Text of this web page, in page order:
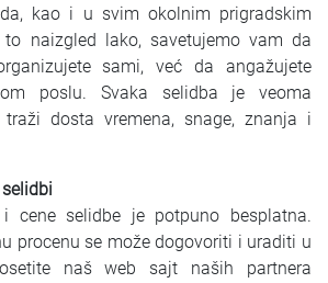
kao i u svim okolnim prigradskim
naizgled lako, savetujemo vam da
sami, već da angažujete
poslu. Svaka selidba je veoma
dosta vremena, snage, znanja i
i cene selidbe je potpuno besplatna.
procenu se može dogovoriti i uraditi u
naš web sajt naših partnera